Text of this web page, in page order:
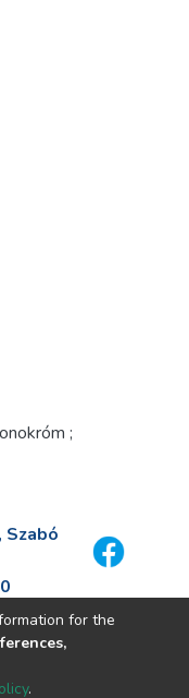
;
Szabó
for the
.